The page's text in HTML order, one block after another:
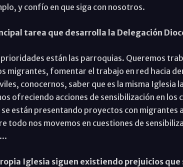
y confío en que siga con nosotros.
tarea que desarrolla la Delegación
están las parroquias. Queremos
migrantes, fomentar el trabajo en red hacia
conocernos, saber que es la misma Iglesia
ofreciendo acciones de sensibilización en
están presentando proyectos con migrantes
todo nos movemos en cuestiones de
Iglesia siguen existiendo prejuicios